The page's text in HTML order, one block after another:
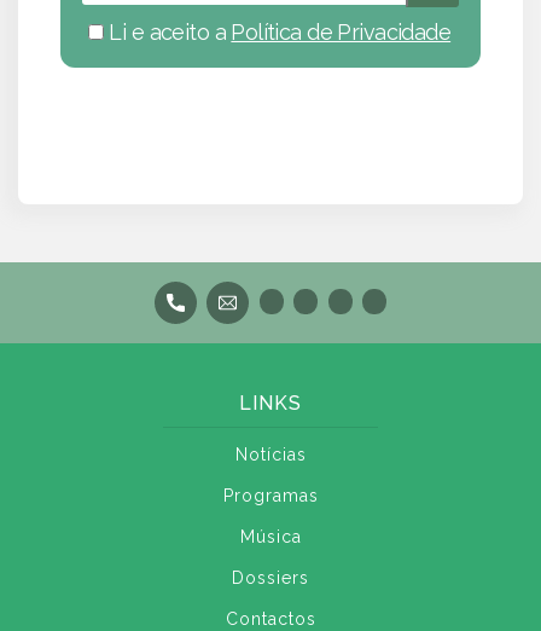
Li e aceito a Política de Privacidade
LINKS
Notícias
Programas
Música
Dossiers
Contactos